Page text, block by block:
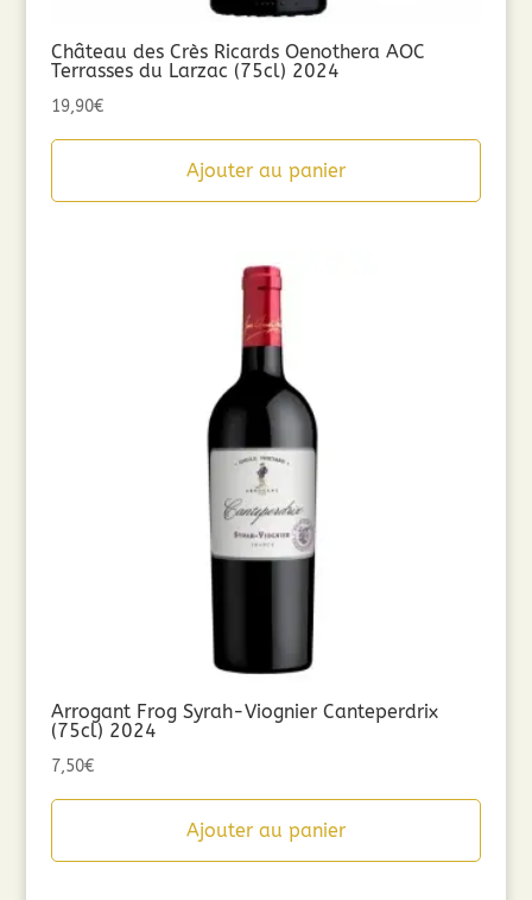
Château des Crès Ricards Oenothera AOC
Terrasses du Larzac (75cl) 2024
19,90€
Ajouter au panier
Arrogant Frog Syrah-Viognier Canteperdrix
(75cl) 2024
7,50€
Ajouter au panier